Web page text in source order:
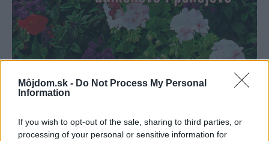
Môjdom.sk - Do Not Process My Personal
Information
If you wish to opt-out of the sale, sharing to third parties, or
processing of your personal or sensitive information for